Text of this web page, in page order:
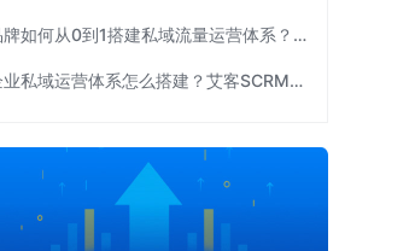
品牌如何从0到1搭建私域流量运营体系？| 艾客SCRM
企业私域运营体系怎么搭建？艾客SCRM拆解三个关键环节